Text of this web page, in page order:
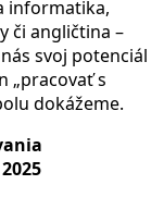
informatika,
či angličtina –
svoj potenciál
„pracovať s
dokážeme.